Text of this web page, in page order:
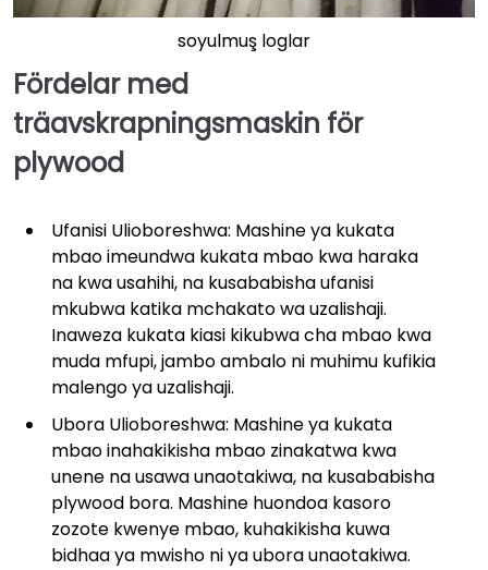
soyulmuş loglar
Fördelar med
träavskrapningsmaskin för
plywood
Ufanisi Ulioboreshwa: Mashine ya kukata
mbao imeundwa kukata mbao kwa haraka
na kwa usahihi, na kusababisha ufanisi
mkubwa katika mchakato wa uzalishaji.
Inaweza kukata kiasi kikubwa cha mbao kwa
muda mfupi, jambo ambalo ni muhimu kufikia
malengo ya uzalishaji.
Ubora Ulioboreshwa: Mashine ya kukata
mbao inahakikisha mbao zinakatwa kwa
unene na usawa unaotakiwa, na kusababisha
plywood bora. Mashine huondoa kasoro
zozote kwenye mbao, kuhakikisha kuwa
bidhaa ya mwisho ni ya ubora unaotakiwa.